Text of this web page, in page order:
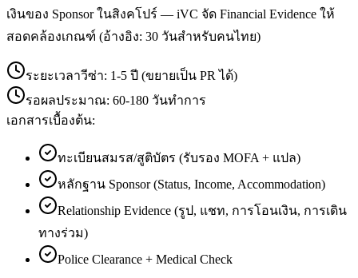
เงินของ Sponsor ในสิงคโปร์ — iVC จัด Financial Evidence ให้
สอดคล้องเกณฑ์ (อ้างอิง: 30 วันสำหรับคนไทย)
ระยะเวลาวีซ่า: 1-5 ปี (ขยายเป็น PR ได้)
รอผลประมาณ: 60-180 วันทำการ
เอกสารเบื้องต้น:
ทะเบียนสมรส/สูติบัตร (รับรอง MOFA + แปล)
หลักฐาน Sponsor (Status, Income, Accommodation)
Relationship Evidence (รูป, แชท, การโอนเงิน, การเดิน
ทางร่วม)
Police Clearance + Medical Check